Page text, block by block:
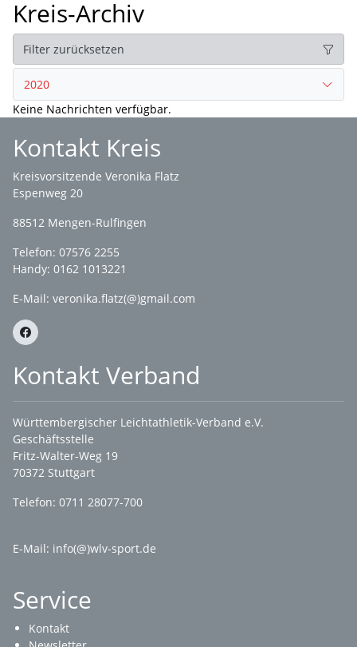
Kreis-Archiv
Filter zurücksetzen
2020
Keine Nachrichten verfügbar.
Kontakt Kreis
Kreisvorsitzende Veronika Flatz
Espenweg 20
88512 Mengen-Rulfingen
Telefon: 07576 2255
Handy: 0162 1013221
E-Mail: veronika.flatz(@)gmail.com
Kontakt Verband
Württembergischer Leichtathletik-Verband e.V.
Geschäftsstelle
Fritz-Walter-Weg 19
70372 Stuttgart
Telefon: 0711 28077-700
E-Mail: info(@)wlv-sport.de
Service
Kontakt